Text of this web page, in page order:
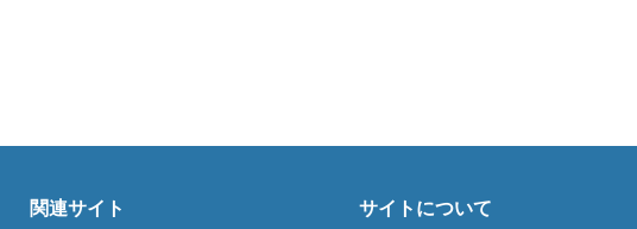
関連サイト サイトについて